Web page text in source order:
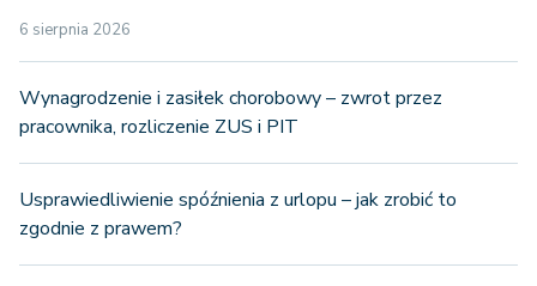
6 sierpnia 2026
Wynagrodzenie i zasiłek chorobowy – zwrot przez
pracownika, rozliczenie ZUS i PIT
Usprawiedliwienie spóźnienia z urlopu – jak zrobić to
zgodnie z prawem?